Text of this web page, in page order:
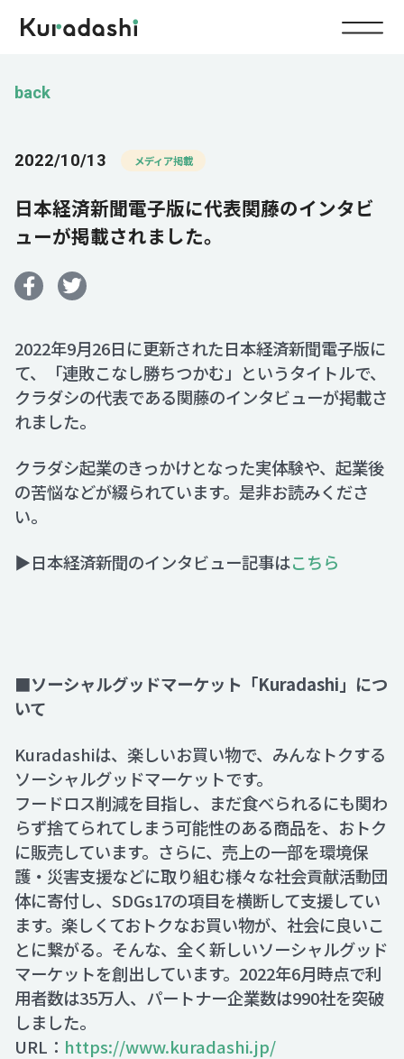
Top
Service
Food
Energy
Impact
Company
IR
News
Recruit
back
2022/10/13 メディア掲載
日本経済新聞電子版に代表関藤のインタビ
ューが掲載されました。
2022年9月26日に更新された日本経済新聞電子版に
て、「連敗こなし勝ちつかむ」というタイトルで、
クラダシの代表である関藤のインタビューが掲載さ
れました。
クラダシ起業のきっかけとなった実体験や、起業後
の苦悩などが綴られています。是非お読みくださ
い。
▶日本経済新聞のインタビュー記事はこちら
■ソーシャルグッドマーケット「Kuradashi」につ
いて
Kuradashiは、楽しいお買い物で、みんなトクする
ソーシャルグッドマーケットです。
フードロス削減を目指し、まだ食べられるにも関わ
らず捨てられてしまう可能性のある商品を、おトク
に販売しています。さらに、売上の一部を環境保
護・災害支援などに取り組む様々な社会貢献活動団
体に寄付し、SDGs17の項目を横断して支援してい
ます。楽しくておトクなお買い物が、社会に良いこ
とに繋がる。そんな、全く新しいソーシャルグッド
マーケットを創出しています。2022年6月時点で利
用者数は35万人、パートナー企業数は990社を突破
しました。
URL： https://www.kuradashi.jp/